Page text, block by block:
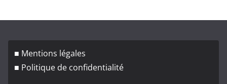
■ Mentions légales
■ Politique de confidentialité